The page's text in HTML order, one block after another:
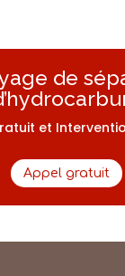
de
et
Appel gratuit